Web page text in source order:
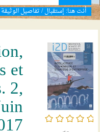
أنت هنا: إستقبال/تفاصيل الوثيقة
Envoyer
par
mail
/5
et
2,